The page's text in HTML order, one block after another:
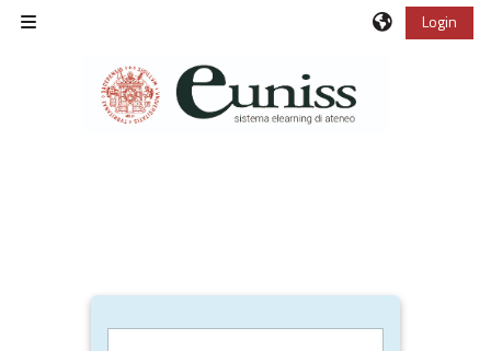
Vai al contenuto principale
Login